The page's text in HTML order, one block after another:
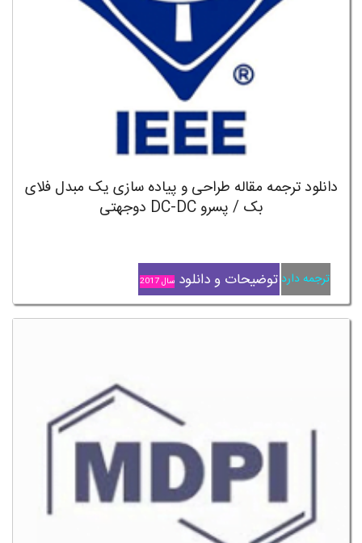
دانلود ترجمه مقاله طراحی و پیاده سازی یک مبدل فلای
بک / پسرو DC-DC دوجهتی
ترجمه دارد توضیحات و دانلود سال 2017